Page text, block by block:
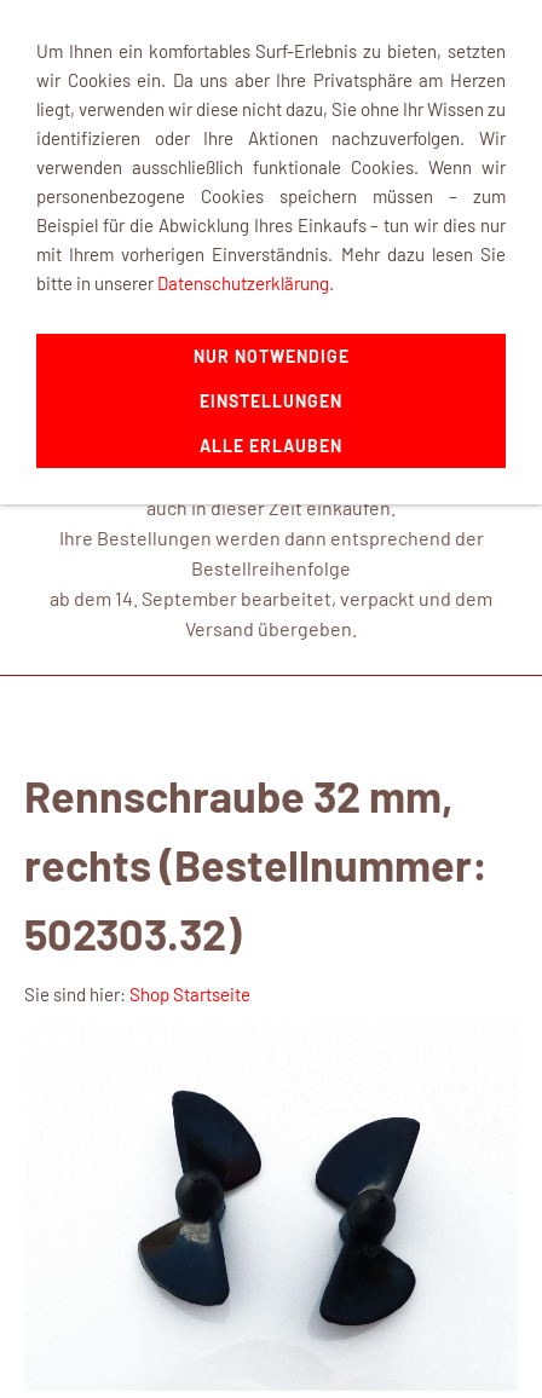
Navigation einblenden
INFOBOX
mk-modelltechnik macht Urlaub ...
ab dem 22. August 2026 und ist mit frischen Ideen ab dem
14. September 2026 wieder für Sie da.
auch in dieser Zeit einkaufen.
Ihre Bestellungen werden dann entsprechend der
Bestellreihenfolge
ab dem 14. September bearbeitet, verpackt und dem
Versand übergeben.
Rennschraube 32 mm,
rechts (Bestellnummer:
502303.32)
Sie sind hier: Shop Startseite
Um Ihnen ein komfortables Surf-Erlebnis zu bieten, setzten
wir Cookies ein. Da uns aber Ihre Privatsphäre am Herzen
liegt, verwenden wir diese nicht dazu, Sie ohne Ihr Wissen zu
identifizieren oder Ihre Aktionen nachzuverfolgen. Wir
verwenden ausschließlich funktionale Cookies. Wenn wir
personenbezogene Cookies speichern müssen – zum
Beispiel für die Abwicklung Ihres Einkaufs – tun wir dies nur
mit Ihrem vorherigen Einverständnis. Mehr dazu lesen Sie
bitte in unserer Datenschutzerklärung.
NUR NOTWENDIGE
EINSTELLUNGEN
ALLE ERLAUBEN